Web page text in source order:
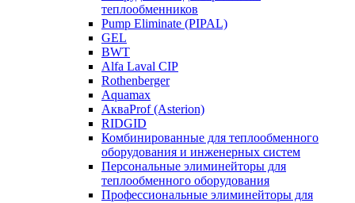
теплообменников
Pump Eliminate (PIPAL)
GEL
BWT
Alfa Laval CIP
Rothenberger
Aquamax
АкваProf (Asterion)
RIDGID
Комбинированные для теплообменного
оборудования и инженерных систем
Персональные элиминейторы для
теплообменного оборудования
Профессиональные элиминейторы для